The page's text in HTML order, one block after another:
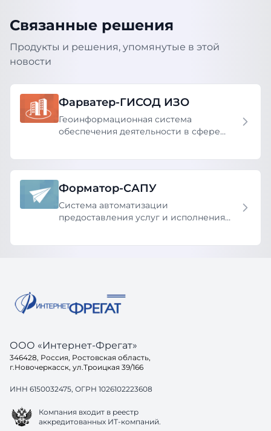
Связанные решения
Продукты и решения, упомянутые в этой
новости
Фарватер-ГИСОД ИЗО
Геоинформационная система
обеспечения деятельности в сфере
Форматор-САПУ
Система автоматизации
предоставления услуг и исполнения
ООО «Интернет-Фрегат»
346428, Россия, Ростовская область,
г.Новочеркасск, ул.Троицкая 39/166
ИНН 6150032475, ОГРН 1026102223608
Компания входит в реестр
аккредитованных ИТ-компаний.